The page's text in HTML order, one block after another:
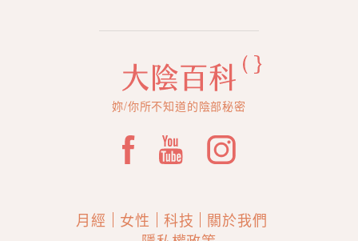
妳/你所不知道的陰部秘密
月經 女性 科技
關於我們